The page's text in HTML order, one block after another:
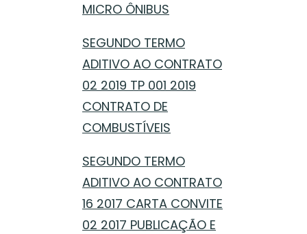
MICRO ÔNIBUS
SEGUNDO TERMO
ADITIVO AO CONTRATO
02 2019 TP 001 2019
CONTRATO DE
COMBUSTÍVEIS
SEGUNDO TERMO
ADITIVO AO CONTRATO
16 2017 CARTA CONVITE
02 2017 PUBLICAÇÃO E